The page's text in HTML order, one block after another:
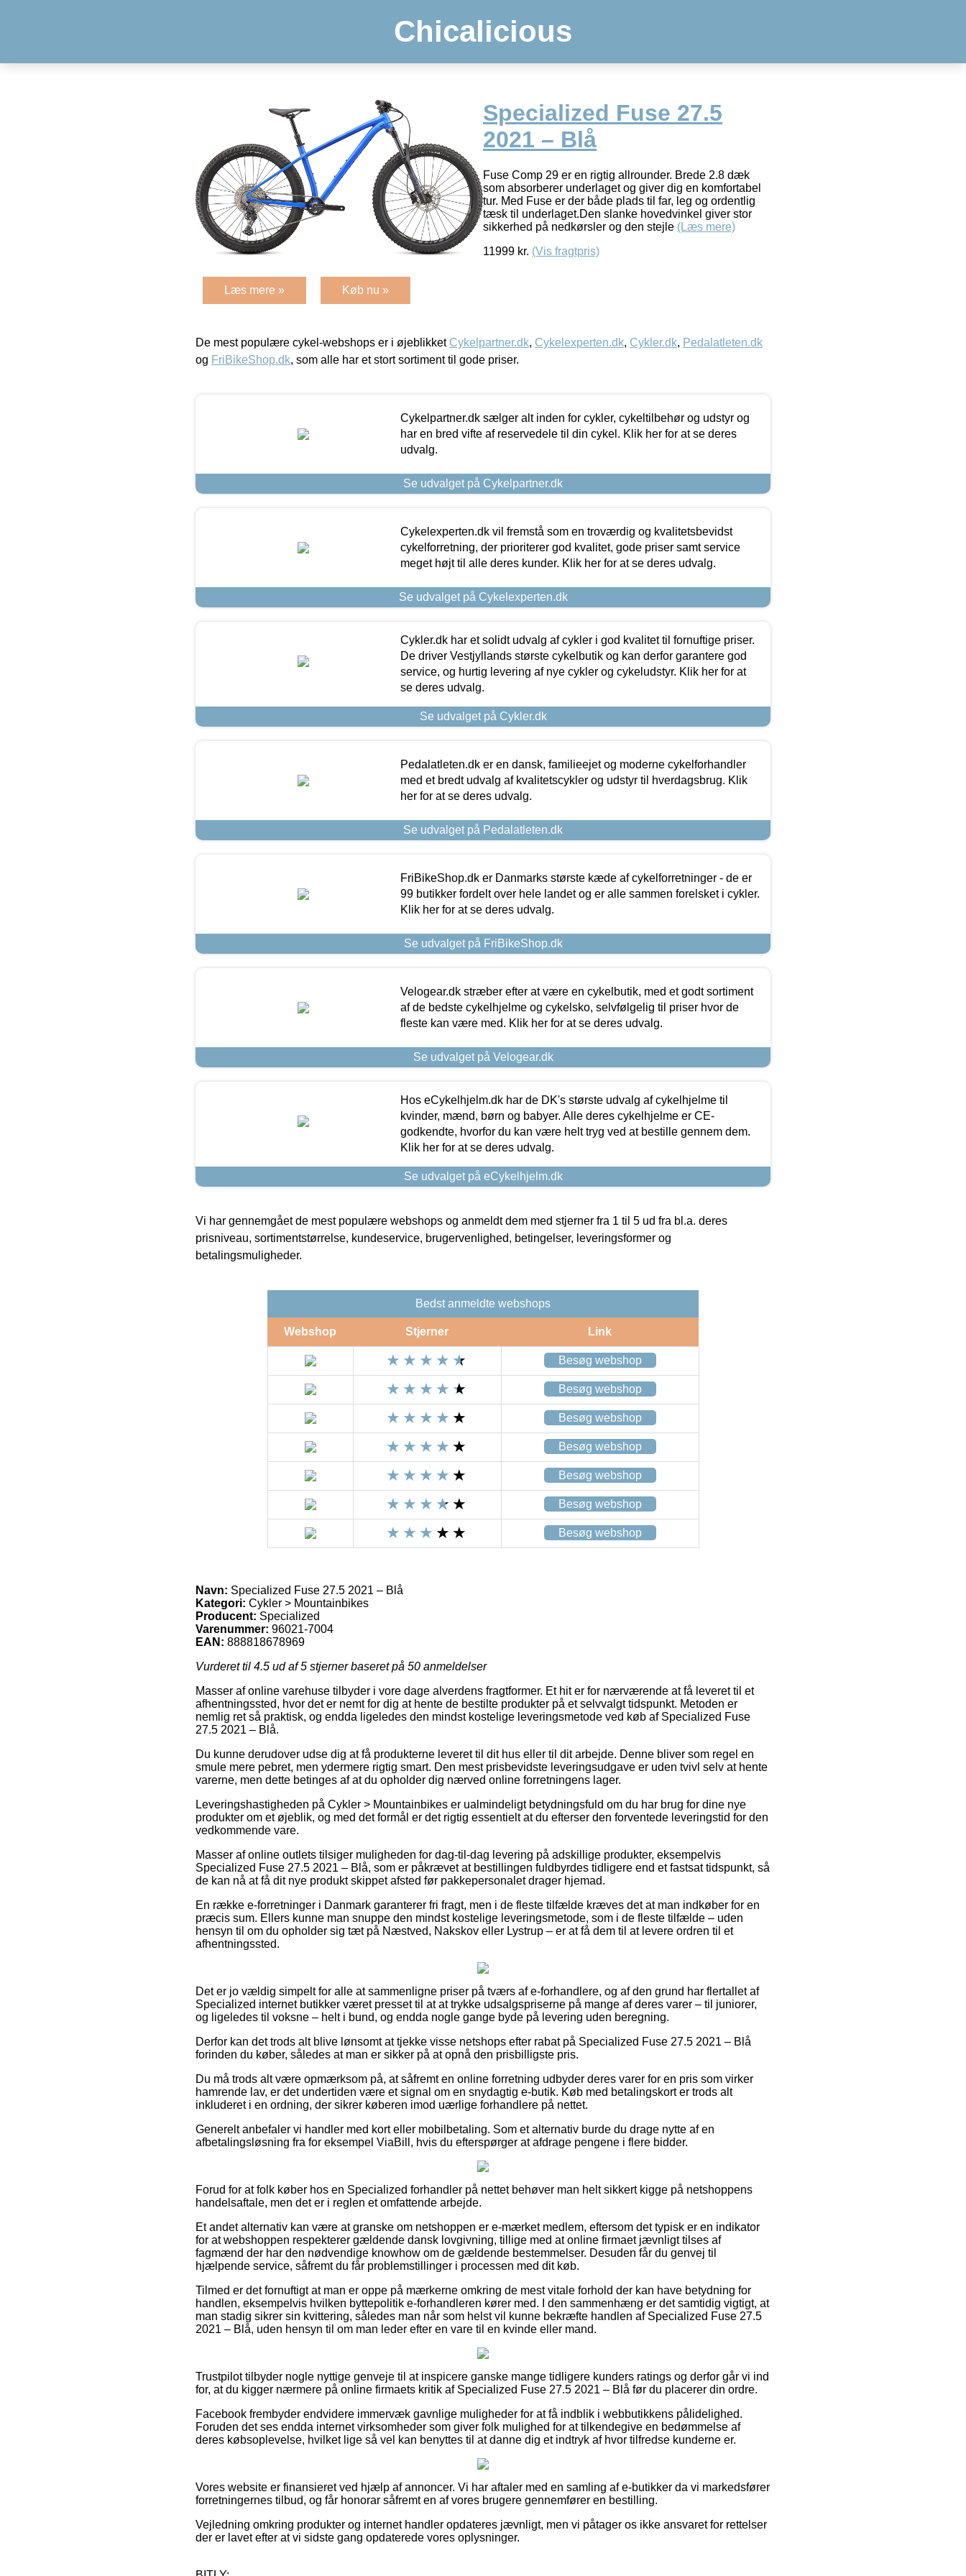
Chicalicious
Specialized Fuse 27.5
2021 – Blå
Fuse Comp 29 er en rigtig allrounder. Brede 2.8 dæk
som absorberer underlaget og giver dig en komfortabel
tur. Med Fuse er der både plads til far, leg og ordentlig
tæsk til underlaget.Den slanke hovedvinkel giver stor
sikkerhed på nedkørsler og den stejle (Læs mere)
11999 kr. (Vis fragtpris)
Læs mere » Køb nu »
De mest populære cykel-webshops er i øjeblikket Cykelpartner.dk, Cykelexperten.dk, Cykler.dk, Pedalatleten.dk
og FriBikeShop.dk, som alle har et stort sortiment til gode priser.
Cykelpartner.dk sælger alt inden for cykler, cykeltilbehør og udstyr og
har en bred vifte af reservedele til din cykel. Klik her for at se deres
udvalg.
Se udvalget på Cykelpartner.dk
Cykelexperten.dk vil fremstå som en troværdig og kvalitetsbevidst
cykelforretning, der prioriterer god kvalitet, gode priser samt service
meget højt til alle deres kunder. Klik her for at se deres udvalg.
Se udvalget på Cykelexperten.dk
Cykler.dk har et solidt udvalg af cykler i god kvalitet til fornuftige priser.
De driver Vestjyllands største cykelbutik og kan derfor garantere god
service, og hurtig levering af nye cykler og cykeludstyr. Klik her for at
se deres udvalg.
Se udvalget på Cykler.dk
Pedalatleten.dk er en dansk, familieejet og moderne cykelforhandler
med et bredt udvalg af kvalitetscykler og udstyr til hverdagsbrug. Klik
her for at se deres udvalg.
Se udvalget på Pedalatleten.dk
FriBikeShop.dk er Danmarks største kæde af cykelforretninger - de er
99 butikker fordelt over hele landet og er alle sammen forelsket i cykler.
Klik her for at se deres udvalg.
Se udvalget på FriBikeShop.dk
Velogear.dk stræber efter at være en cykelbutik, med et godt sortiment
af de bedste cykelhjelme og cykelsko, selvfølgelig til priser hvor de
fleste kan være med. Klik her for at se deres udvalg.
Se udvalget på Velogear.dk
Hos eCykelhjelm.dk har de DK's største udvalg af cykelhjelme til
kvinder, mænd, børn og babyer. Alle deres cykelhjelme er CE-
godkendte, hvorfor du kan være helt tryg ved at bestille gennem dem.
Klik her for at se deres udvalg.
Se udvalget på eCykelhjelm.dk
Vi har gennemgået de mest populære webshops og anmeldt dem med stjerner fra 1 til 5 ud fra bl.a. deres
prisniveau, sortimentstørrelse, kundeservice, brugervenlighed, betingelser, leveringsformer og
betalingsmuligheder.
Bedst anmeldte webshops
Webshop Stjerner Link
Besøg webshop
Besøg webshop
Besøg webshop
Besøg webshop
Besøg webshop
Besøg webshop
Besøg webshop
Navn: Specialized Fuse 27.5 2021 – Blå
Kategori: Cykler > Mountainbikes
Producent: Specialized
Varenummer: 96021-7004
EAN: 888818678969
Vurderet til 4.5 ud af 5 stjerner baseret på 50 anmeldelser
Masser af online varehuse tilbyder i vore dage alverdens fragtformer. Et hit er for nærværende at få leveret til et
afhentningssted, hvor det er nemt for dig at hente de bestilte produkter på et selvvalgt tidspunkt. Metoden er
nemlig ret så praktisk, og endda ligeledes den mindst kostelige leveringsmetode ved køb af Specialized Fuse
27.5 2021 – Blå.
Du kunne derudover udse dig at få produkterne leveret til dit hus eller til dit arbejde. Denne bliver som regel en
smule mere pebret, men ydermere rigtig smart. Den mest prisbevidste leveringsudgave er uden tvivl selv at hente
varerne, men dette betinges af at du opholder dig nærved online forretningens lager.
Leveringshastigheden på Cykler > Mountainbikes er ualmindeligt betydningsfuld om du har brug for dine nye
produkter om et øjeblik, og med det formål er det rigtig essentielt at du efterser den forventede leveringstid for den
vedkommende vare.
Masser af online outlets tilsiger muligheden for dag-til-dag levering på adskillige produkter, eksempelvis
Specialized Fuse 27.5 2021 – Blå, som er påkrævet at bestillingen fuldbyrdes tidligere end et fastsat tidspunkt, så
de kan nå at få dit nye produkt skippet afsted før pakkepersonalet drager hjemad.
En række e-forretninger i Danmark garanterer fri fragt, men i de fleste tilfælde kræves det at man indkøber for en
præcis sum. Ellers kunne man snuppe den mindst kostelige leveringsmetode, som i de fleste tilfælde – uden
hensyn til om du opholder sig tæt på Næstved, Nakskov eller Lystrup – er at få dem til at levere ordren til et
afhentningssted.
Det er jo vældig simpelt for alle at sammenligne priser på tværs af e-forhandlere, og af den grund har flertallet af
Specialized internet butikker været presset til at at trykke udsalgspriserne på mange af deres varer – til juniorer,
og ligeledes til voksne – helt i bund, og endda nogle gange byde på levering uden beregning.
Derfor kan det trods alt blive lønsomt at tjekke visse netshops efter rabat på Specialized Fuse 27.5 2021 – Blå
forinden du køber, således at man er sikker på at opnå den prisbilligste pris.
Du må trods alt være opmærksom på, at såfremt en online forretning udbyder deres varer for en pris som virker
hamrende lav, er det undertiden være et signal om en snydagtig e-butik. Køb med betalingskort er trods alt
inkluderet i en ordning, der sikrer køberen imod uærlige forhandlere på nettet.
Generelt anbefaler vi handler med kort eller mobilbetaling. Som et alternativ burde du drage nytte af en
afbetalingsløsning fra for eksempel ViaBill, hvis du efterspørger at afdrage pengene i flere bidder.
Forud for at folk køber hos en Specialized forhandler på nettet behøver man helt sikkert kigge på netshoppens
handelsaftale, men det er i reglen et omfattende arbejde.
Et andet alternativ kan være at granske om netshoppen er e-mærket medlem, eftersom det typisk er en indikator
for at webshoppen respekterer gældende dansk lovgivning, tillige med at online firmaet jævnligt tilses af
fagmænd der har den nødvendige knowhow om de gældende bestemmelser. Desuden får du genvej til
hjælpende service, såfremt du får problemstillinger i processen med dit køb.
Tilmed er det fornuftigt at man er oppe på mærkerne omkring de mest vitale forhold der kan have betydning for
handlen, eksempelvis hvilken byttepolitik e-forhandleren kører med. I den sammenhæng er det samtidig vigtigt, at
man stadig sikrer sin kvittering, således man når som helst vil kunne bekræfte handlen af Specialized Fuse 27.5
2021 – Blå, uden hensyn til om man leder efter en vare til en kvinde eller mand.
Trustpilot tilbyder nogle nyttige genveje til at inspicere ganske mange tidligere kunders ratings og derfor går vi ind
for, at du kigger nærmere på online firmaets kritik af Specialized Fuse 27.5 2021 – Blå før du placerer din ordre.
Facebook frembyder endvidere immervæk gavnlige muligheder for at få indblik i webbutikkens pålidelighed.
Foruden det ses endda internet virksomheder som giver folk mulighed for at tilkendegive en bedømmelse af
deres købsoplevelse, hvilket lige så vel kan benyttes til at danne dig et indtryk af hvor tilfredse kunderne er.
Vores website er finansieret ved hjælp af annoncer. Vi har aftaler med en samling af e-butikker da vi markedsfører
forretningernes tilbud, og får honorar såfremt en af vores brugere gennemfører en bestilling.
Vejledning omkring produkter og internet handler opdateres jævnligt, men vi påtager os ikke ansvaret for rettelser
der er lavet efter at vi sidste gang opdaterede vores oplysninger.